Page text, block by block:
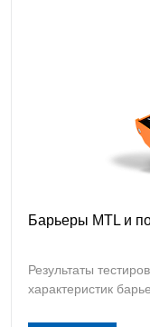
Барьеры MTL и
Результаты
характеристик